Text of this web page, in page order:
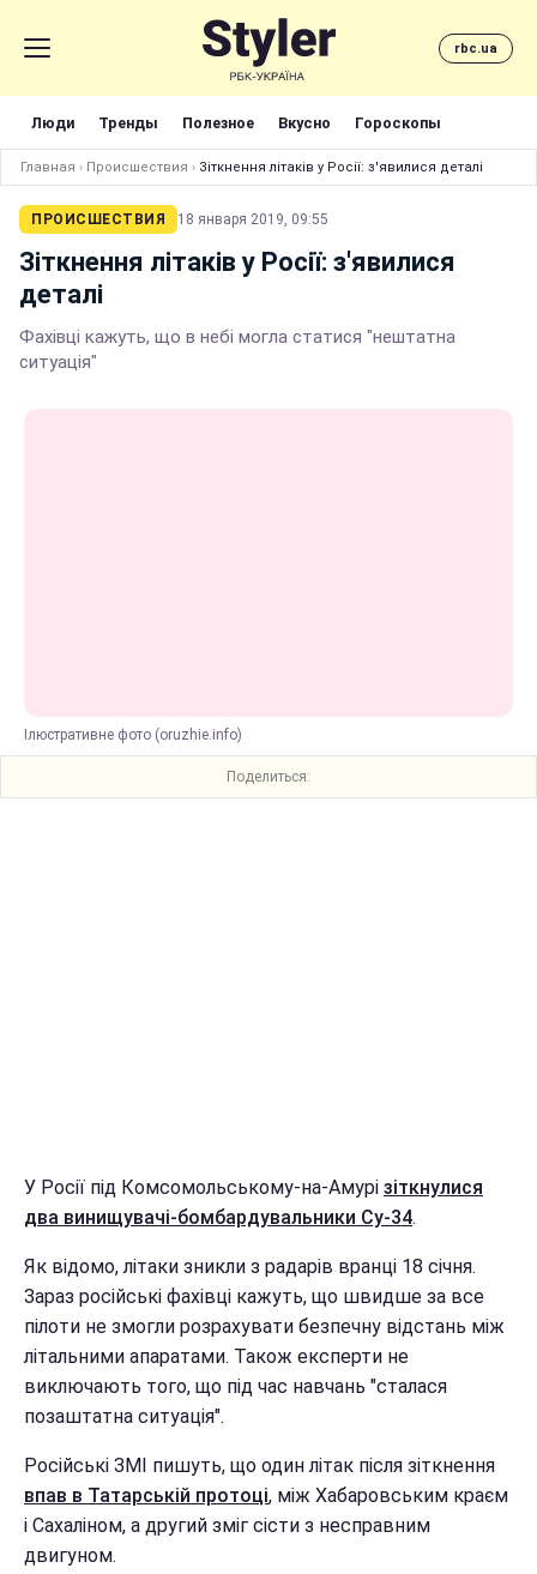
rbc.ua
Люди Тренды Полезное Вкусно Гороскопы
Главная › Происшествия › Зіткнення літаків у Росії: з'явилися деталі
ПРОИСШЕСТВИЯ 18 января 2019, 09:55
Зіткнення літаків у Росії: з'явилися
деталі
Фахівці кажуть, що в небі могла статися "нештатна
ситуація"
Ілюстративне фото (oruzhie.info)
Поделиться:
У Росії під Комсомольському-на-Амурі зіткнулися
два винищувачі-бомбардувальники Су-34.
Як відомо, літаки зникли з радарів вранці 18 січня.
Зараз російські фахівці кажуть, що швидше за все
пілоти не змогли розрахувати безпечну відстань між
літальними апаратами. Також експерти не
виключають того, що під час навчань "сталася
позаштатна ситуація".
Російські ЗМІ пишуть, що один літак після зіткнення
впав в Татарській протоці, між Хабаровським краєм
і Сахаліном, а другий зміг сісти з несправним
двигуном.